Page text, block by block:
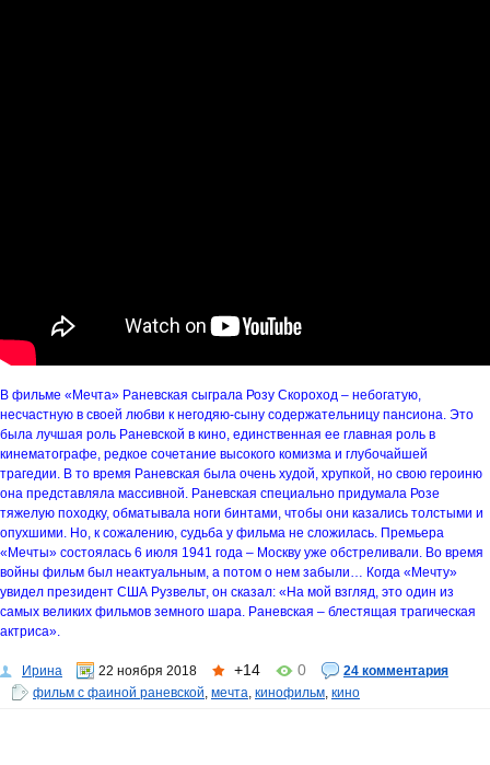
В фильме «Мечта» Раневская сыграла Розу Скороход – небогатую,
несчастную в своей любви к негодяю-сыну содержательницу пансиона. Это
была лучшая роль Раневской в кино, единственная ее главная роль в
кинематографе, редкое сочетание высокого комизма и глубочайшей
трагедии. В то время Раневская была очень худой, хрупкой, но свою героиню
она представляла массивной. Раневская специально придумала Розе
тяжелую походку, обматывала ноги бинтами, чтобы они казались толстыми и
опухшими. Но, к сожалению, судьба у фильма не сложилась. Премьера
«Мечты» состоялась 6 июля 1941 года – Москву уже обстреливали. Во время
войны фильм был неактуальным, а потом о нем забыли… Когда «Мечту»
увидел президент США Рузвельт, он сказал: «На мой взгляд, это один из
самых великих фильмов земного шара. Раневская – блестящая трагическая
актриса».
Ирина 22 ноября 2018 +14 0
24 комментария
фильм с фаиной раневской, мечта, кинофильм, кино